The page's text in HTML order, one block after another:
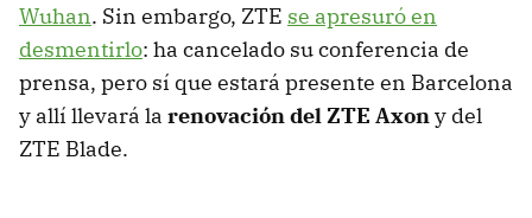
Wuhan. Sin embargo, ZTE se apresuró en
desmentirlo: ha cancelado su conferencia de
prensa, pero sí que estará presente en Barcelona
y allí llevará la renovación del ZTE Axony del
ZTE Blade.